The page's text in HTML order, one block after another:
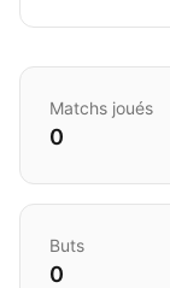
Matchs joués
0
Buts
0